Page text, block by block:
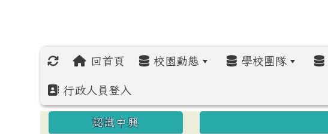
回首頁 校園動態 學校團隊
行政人員登入
:::
:::
認識中興